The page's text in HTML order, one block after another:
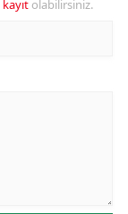
kayıt olabilirsiniz.